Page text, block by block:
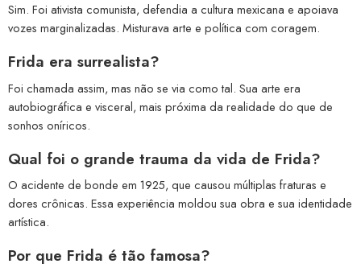
Sim. Foi ativista comunista, defendia a cultura mexicana e apoiava
vozes marginalizadas. Misturava arte e política com coragem.
Frida era surrealista?
Foi chamada assim, mas não se via como tal. Sua arte era
autobiográfica e visceral, mais próxima da realidade do que de
sonhos oníricos.
Qual foi o grande trauma da vida de Frida?
O acidente de bonde em 1925, que causou múltiplas fraturas e
dores crônicas. Essa experiência moldou sua obra e sua identidade
artística.
Por que Frida é tão famosa?